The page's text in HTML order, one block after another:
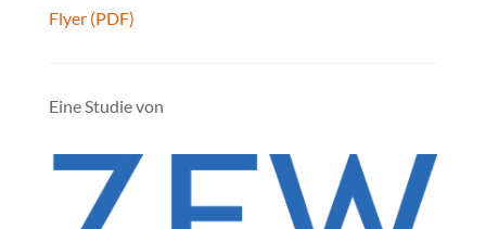
Flyer (PDF)
Eine Studie von